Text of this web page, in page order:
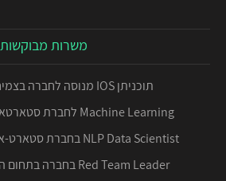
משרות מבוקשות
תוכניתן IOS מנוסה לחברה בצמיחה מטאורית
Machine Learning לחברת סטארטאפ בעולם הרפואי
NLP Data Scientist בחברת סטארט-אפ ממומנת ויציבה
Red Team Leader בחברה בתחום ה-Cyber ההגנתי